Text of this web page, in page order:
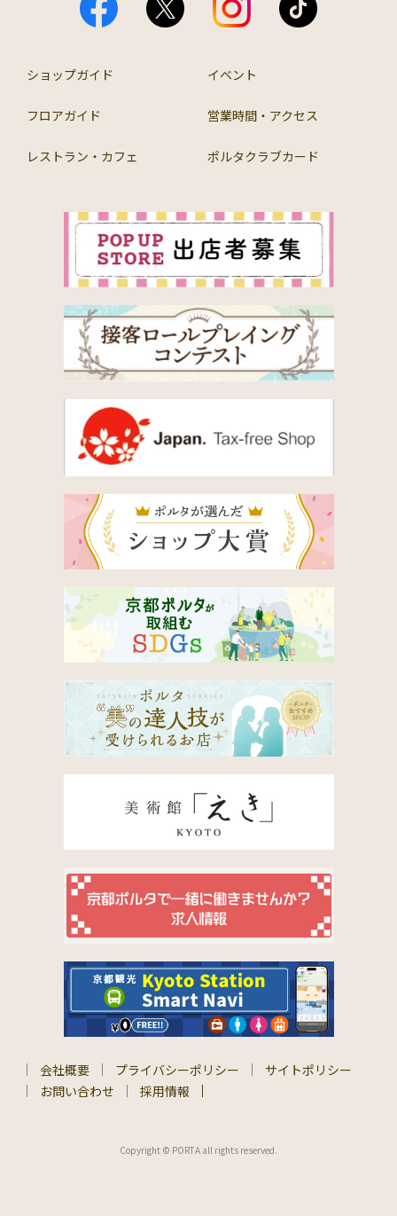
ショップガイド イベント
フロアガイド 営業時間・アクセス
レストラン・カフェ ポルタクラブカード
会社概要 プライバシーポリシー
サイトポリシー
お問い合わせ
採用情報
Copyright © PORTA all rights reserved.